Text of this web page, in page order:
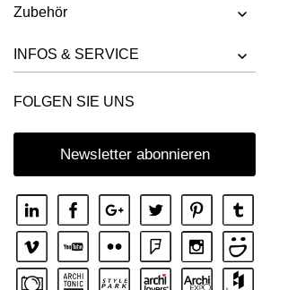
Zubehör
INFOS & SERVICE
FOLGEN SIE UNS
Newsletter abonnieren